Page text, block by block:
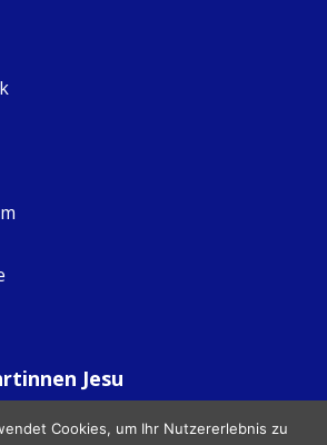
Jesu
- Website development byTotally|
Cookies, um Ihr Nutzererlebnis zu